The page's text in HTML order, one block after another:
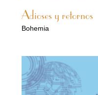
Adioses y retornos
Bohemia